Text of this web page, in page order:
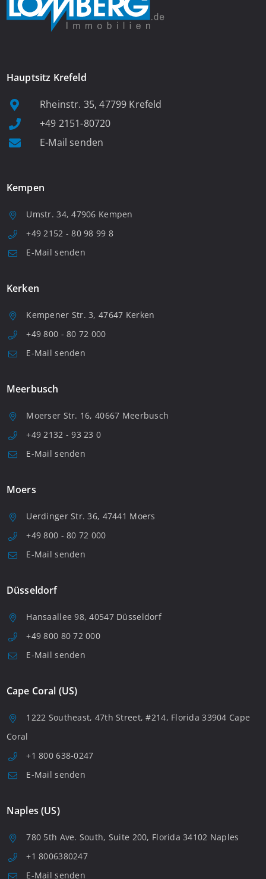
Hauptsitz Krefeld
Rheinstr. 35, 47799 Krefeld
+49 2151-80720
E-Mail senden
Kempen
Umstr. 34, 47906 Kempen
+49 2152 - 80 98 99 8
E-Mail senden
Kerken
Kempener Str. 3, 47647 Kerken
+49 800 - 80 72 000
E-Mail senden
Meerbusch
Moerser Str. 16, 40667 Meerbusch
+49 2132 - 93 23 0
E-Mail senden
Moers
Uerdinger Str. 36, 47441 Moers
+49 800 - 80 72 000
E-Mail senden
Düsseldorf
Hansaallee 98, 40547 Düsseldorf
+49 800 80 72 000
E-Mail senden
Cape Coral (US)
1222 Southeast, 47th Street, #214, Florida 33904 Cape
Coral
+1 800 638-0247
E-Mail senden
Naples (US)
780 5th Ave. South, Suite 200, Florida 34102 Naples
+1 8006380247
E-Mail senden